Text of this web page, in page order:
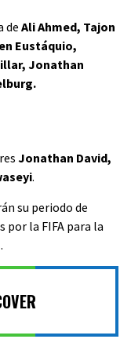
de Ali Ahmed, Tajon
Eustáquio,
Jonathan
Jonathan David,
.
su periodo de
por la FIFA para la